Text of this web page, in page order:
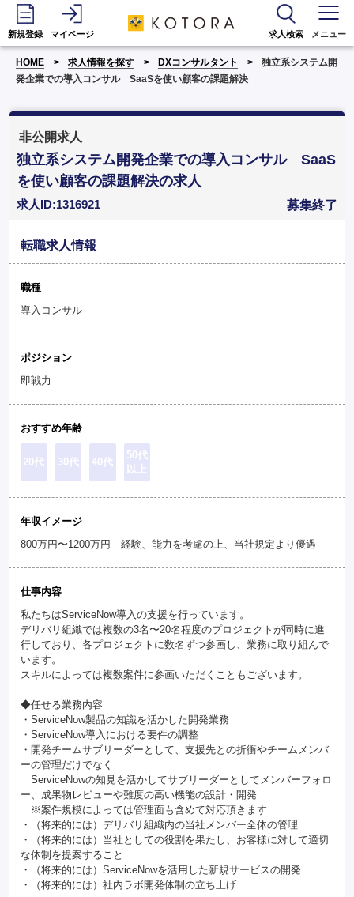
新規登録 マイページ 求人検索 メニュー
HOME 求人情報を探す DXコンサルタント
独立系システム開
発企業での導入コンサル SaaSを使い顧客の課題解決
非公開求人
独立系システム開発企業での導入コンサル SaaS
を使い顧客の課題解決の求人
求人ID:1316921 募集終了
転職求人情報
職種
導入コンサル
ポジション
即戦力
おすすめ年齢
20代 30代 40代
50代
以上
年収イメージ
800万円〜1200万円 経験、能力を考慮の上、当社規定より優遇
仕事内容
私たちはServiceNow導入の支援を行っています。
デリバリ組織では複数の3名〜20名程度のプロジェクトが同時に進
行しており、各プロジェクトに数名ずつ参画し、業務に取り組んで
います。
スキルによっては複数案件に参画いただくこともございます。
◆任せる業務内容
・ServiceNow製品の知識を活かした開発業務
・ServiceNow導入における要件の調整
・開発チームサブリーダーとして、支援先との折衝やチームメンバ
ーの管理だけでなく
ServiceNowの知見を活かしてサブリーダーとしてメンバーフォロ
ー、成果物レビューや難度の高い機能の設計・開発
※案件規模によっては管理面も含めて対応頂きます
・（将来的には）デリバリ組織内の当社メンバー全体の管理
・（将来的には）当社としての役割を果たし、お客様に対して適切
な体制を提案すること
・（将来的には）ServiceNowを活用した新規サービスの開発
・（将来的には）社内ラボ開発体制の立ち上げ